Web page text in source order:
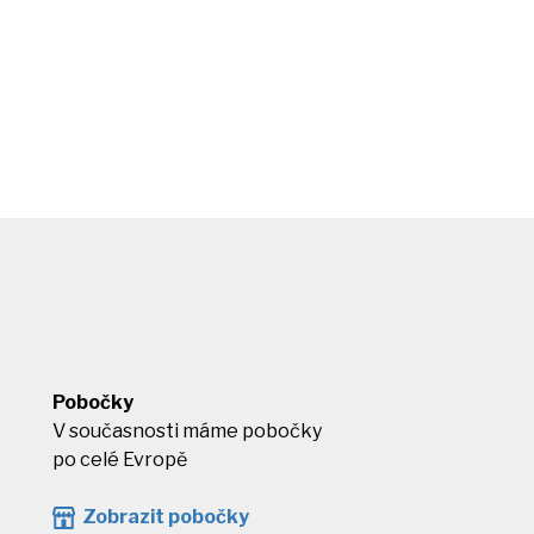
Pobočky
V současnosti máme pobočky
po celé Evropě
Zobrazit pobočky